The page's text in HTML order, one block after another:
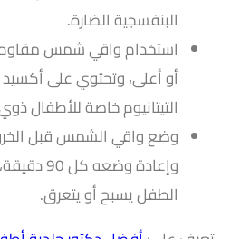
البنفسجية الضارة.
أو أعلى، وتحتوي على أكسيد
التيتانيوم خاصة للأطفال
وإعادة
الطفل يسبح أو يتعرق.